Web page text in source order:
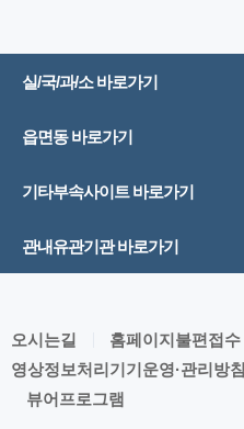
실/국/과/소 바로가기
읍면동 바로가기
기타부속사이트 바로가기
관내유관기관 바로가기
오시는길 홈페이지불편접수
영상정보처리기기운영·관리방침
뷰어프로그램